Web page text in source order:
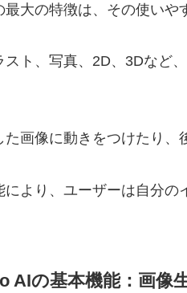
最大の特徴は、その使いや
スト、写真、2D、3Dなど
た画像に動きをつけたり、
により、ユーザーは自分
AIの基本機能：画像